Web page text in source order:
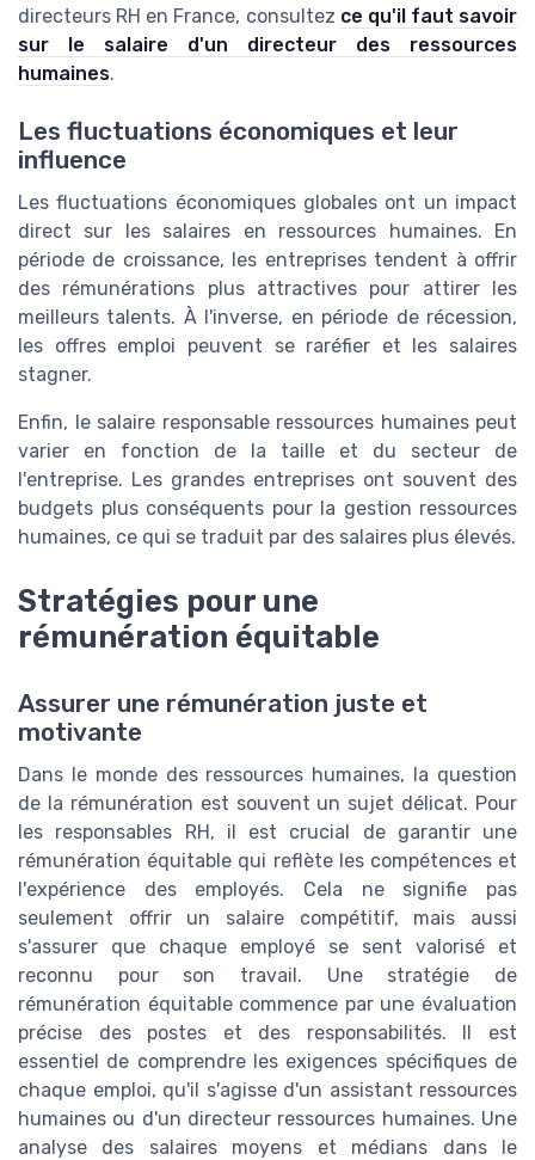
directeurs RH en France, consultez ce qu'il faut savoir
sur le salaire d'un directeur des ressources
humaines.
Les fluctuations économiques et leur
influence
Les fluctuations économiques globales ont un impact
direct sur les salaires en ressources humaines. En
période de croissance, les entreprises tendent à offrir
des rémunérations plus attractives pour attirer les
meilleurs talents. À l'inverse, en période de récession,
les offres emploi peuvent se raréfier et les salaires
stagner.
Enfin, le salaire responsable ressources humaines peut
varier en fonction de la taille et du secteur de
l'entreprise. Les grandes entreprises ont souvent des
budgets plus conséquents pour la gestion ressources
humaines, ce qui se traduit par des salaires plus élevés.
Stratégies pour une
rémunération équitable
Assurer une rémunération juste et
motivante
Dans le monde des ressources humaines, la question
de la rémunération est souvent un sujet délicat. Pour
les responsables RH, il est crucial de garantir une
rémunération équitable qui reflète les compétences et
l'expérience des employés. Cela ne signifie pas
seulement offrir un salaire compétitif, mais aussi
s'assurer que chaque employé se sent valorisé et
reconnu pour son travail. Une stratégie de
rémunération équitable commence par une évaluation
précise des postes et des responsabilités. Il est
essentiel de comprendre les exigences spécifiques de
chaque emploi, qu'il s'agisse d'un assistant ressources
humaines ou d'un directeur ressources humaines. Une
analyse des salaires moyens et médians dans le